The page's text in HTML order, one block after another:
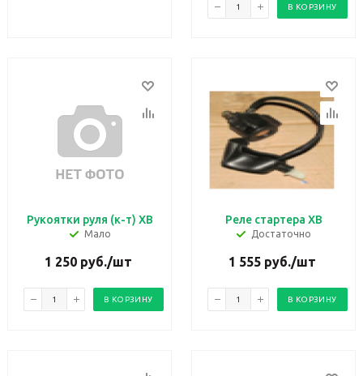
В КОРЗИНУ
Рукоятки руля (к-т) ХВ
Мало
1 250 руб./шт
В КОРЗИНУ
Реле стартера ХВ
Достаточно
1 555 руб./шт
В КОРЗИНУ